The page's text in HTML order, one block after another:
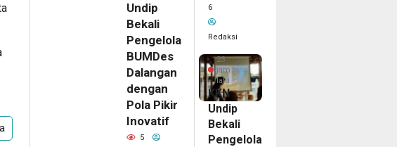
Undip
Bekali
Pengelola
BUMDes
Dalangan
dengan
Pola Pikir
Inovatif
5
6
Redaksi
23
jam
lalu
KKN
Undip
Bekali
Pengelola